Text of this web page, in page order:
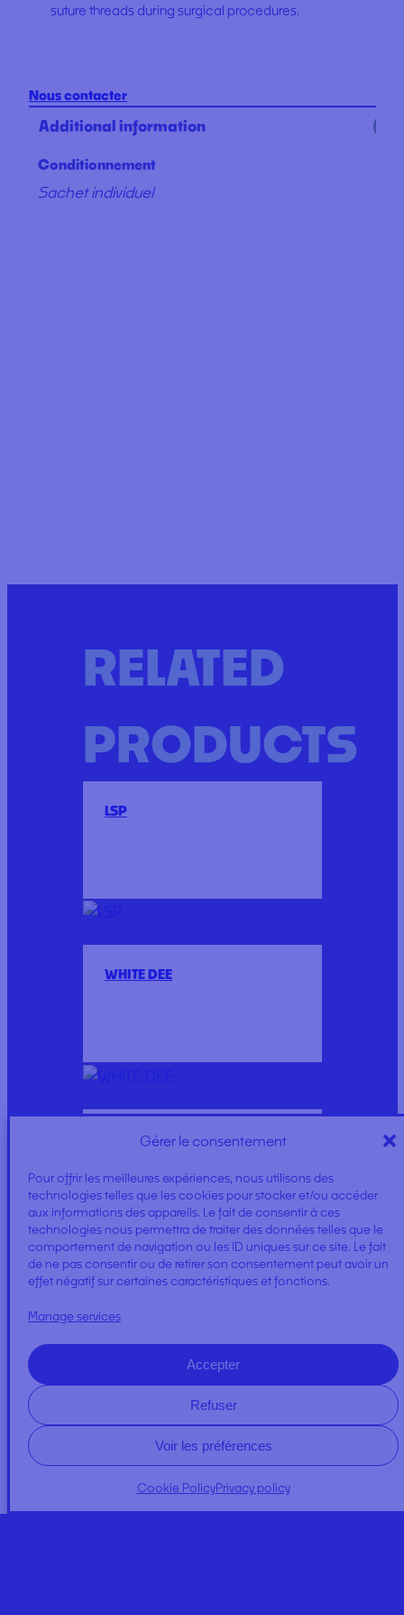
Gérer le consentement
Pour offrir les meilleures expériences, nous utilisons des
technologies telles que les cookies pour stocker et/ou accéder
aux informations des appareils. Le fait de consentir à ces
technologies nous permettra de traiter des données telles que le
comportement de navigation ou les ID uniques sur ce site. Le fait
de ne pas consentir ou de retirer son consentement peut avoir un
effet négatif sur certaines caractéristiques et fonctions.
Manage services
Accepter
Refuser
Voir les préférences
Cookie PolicyPrivacy policy
suture threads during surgical procedures.
Nous contacter
Additional information
Conditionnement
Sachet individuel
RELATED
PRODUCTS
LSP
WHITE DEE
AMALGAM WELL